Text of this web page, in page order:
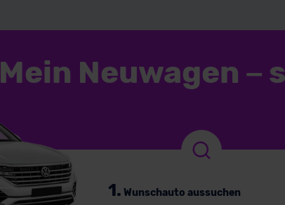
Mein Neuwagen –
1. Wunschauto aussuchen